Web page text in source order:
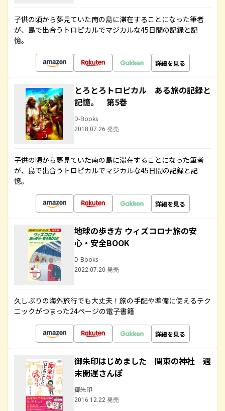
子供の頃から夢見ていた南の島に滞在することになった筆者
が、島で出合うトロピカルでマジカルな45日間の記録と記
憶。
詳細を見る
とろとろトロピカル ある旅の記録と
記憶。 第5巻
D-Books
2018.07.26 発売
子供の頃から夢見ていた南の島に滞在することになった筆者
が、島で出合うトロピカルでマジカルな45日間の記録と記
憶。
詳細を見る
地球の歩き方 ウィズコロナ旅の安
心・安全BOOK
D-Books
2022.07.20 発売
久しぶりの海外旅行でも大丈夫！旅の手配や準備に使えるテク
ニックがつまった24ページの電子書籍
詳細を見る
御朱印はじめました 関東の神社 週
末開運さんぽ
御朱印
2016.12.22 発売